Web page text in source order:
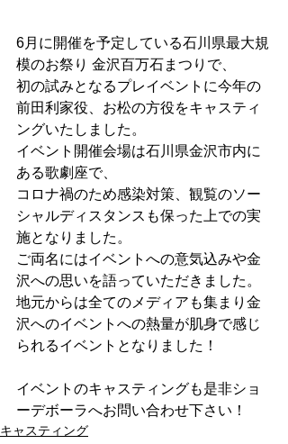
6月に開催を予定している石川県最大規
模のお祭り 金沢百万石まつりで、
初の試みとなるプレイベントに今年の
前田利家役、お松の方役をキャスティ
ングいたしました。
イベント開催会場は石川県金沢市内に
ある歌劇座で、
コロナ禍のため感染対策、観覧のソー
シャルディスタンスも保った上での実
施となりました。
ご両名にはイベントへの意気込みや金
沢への思いを語っていただきました。
地元からは全てのメディアも集まり金
沢へのイベントへの熱量が肌身で感じ
られるイベントとなりました！
イベントのキャスティングも是非ショ
ーデボーラへお問い合わせ下さい！
キャスティング